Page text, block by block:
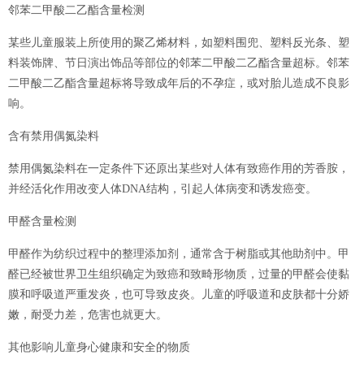
邻苯二甲酸二乙酯含量检测
某些儿童服装上所使用的聚乙烯材料，如塑料围兜、塑料反光条、塑
料装饰牌、节日演出饰品等部位的邻苯二甲酸二乙酯含量超标。邻苯
二甲酸二乙酯含量超标将导致成年后的不孕症，或对胎儿造成不良影
响。
含有禁用偶氮染料
禁用偶氮染料在一定条件下还原出某些对人体有致癌作用的芳香胺，
并经活化作用改变人体DNA结构，引起人体病变和诱发癌变。
甲醛含量检测
甲醛作为纺织过程中的整理添加剂，通常含于树脂或其他助剂中。甲
醛已经被世界卫生组织确定为致癌和致畸形物质，过量的甲醛会使黏
膜和呼吸道严重发炎，也可导致皮炎。儿童的呼吸道和皮肤都十分娇
嫩，耐受力差，危害也就更大。
其他影响儿童身心健康和安全的物质